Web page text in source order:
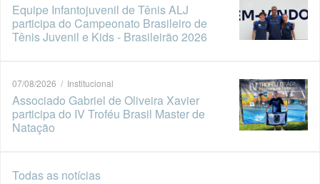
Equipe Infantojuvenil de Tênis ALJ
participa do Campeonato Brasileiro de
Tênis Juvenil e Kids - Brasileirão 2026
07/08/2026 / Institucional
Associado Gabriel de Oliveira Xavier
participa do IV Troféu Brasil Master de
Natação
Todas as notícias